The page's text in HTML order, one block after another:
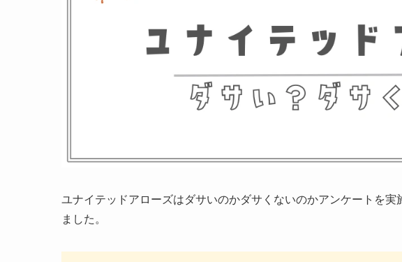
ユナイテッドアローズはダサいのかダサくないのかアンケートを
ました。